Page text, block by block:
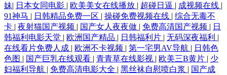
妹| 日本女同电影 | 欧美美女在线播放 | 超碰日逼 | 成视频在线 |
91神马 | 日韩精品免费一区 | 操碰免费视频在线 | 综合无毒不
卡 | 夜射猫国产视频 | 国产女人夜夜做 | 免费高清国产视频 | 日
韩福利电影天堂 | 欧洲国产精品 | 日韩福利片 | 无码深夜福利 |
在线看片免费人成 | 欧洲不卡视频 | 第一宅男AV导航 | 日韩色
色图 | 国产巨乳在线观看 | 青青草在线影视 | 欧美三B黄片 | 少
妇福利导航 | 免费高清电影大全 | 黑丝袜自慰喷白浆 | 国产成